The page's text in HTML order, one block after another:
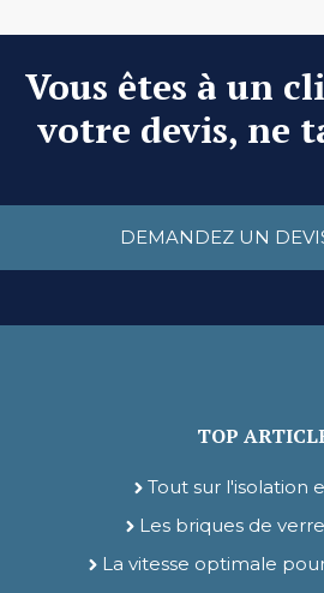
Vous êtes à un
votre devis, ne
DEMANDEZ UN
TOP
Tout sur l'isolation
Les briques de
La vitesse optimale